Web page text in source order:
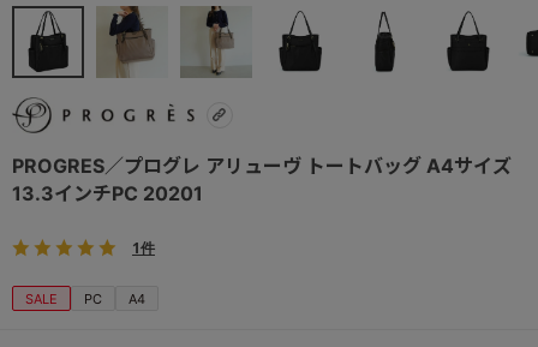
PROGRES／プログレ アリューヴ トートバッグ A4サイズ
13.3インチPC 20201
1件
SALE PC A4